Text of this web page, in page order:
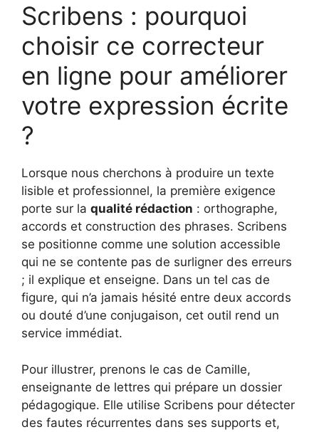
Scribens : pourquoi
choisir ce correcteur
en ligne pour améliorer
votre expression écrite
?
Lorsque nous cherchons à produire un texte
lisible et professionnel, la première exigence
porte sur la qualité rédaction : orthographe,
accords et construction des phrases. Scribens
se positionne comme une solution accessible
qui ne se contente pas de surligner des erreurs
; il explique et enseigne. Dans un tel cas de
figure, qui n’a jamais hésité entre deux accords
ou douté d’une conjugaison, cet outil rend un
service immédiat.
Pour illustrer, prenons le cas de Camille,
enseignante de lettres qui prépare un dossier
pédagogique. Elle utilise Scribens pour détecter
des fautes récurrentes dans ses supports et,